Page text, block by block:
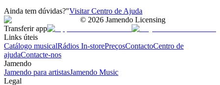
Ainda tem dúvidas?"Visitar Centro de Ajuda
© 2026 Jamendo Licensing
Transferir app
Links úteis
Catálogo musicalRádios In-storePreçosContactoCentro de
ajudaContacte-nos
Jamendo
Jamendo para artistasJamendo Music
Legal